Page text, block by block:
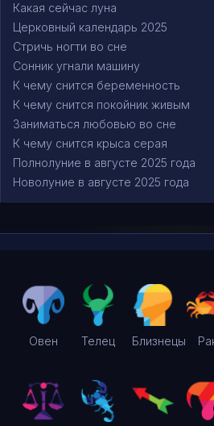
Какая сейчас луна
Церковный календарь 2025
Стричь ногти во сне
Сонник угнали машину
К чему снится беременность
К чему снится покойник живым
Заниматься любовью во сне
К чему снится крыса серая
Полнолуние в августе 2025 года
Новолуние в августе 2025 года
Овен Телец Близнецы